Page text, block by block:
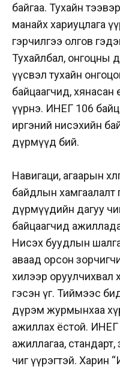
байгаа. Тухайн
манайх хариуцлага
гэрчилгээ олгов
Тухайлбал, онгоцны
үүсвэл тухайн
байцаагчид, хянасан
үүрнэ. ИНЕГ 106
иргэний нисэхийн
дүрмүүд бий.
Навигаци, агаарын
байдлын хамгаалалт
дүрмүүдийн дагуу
байцаагчид
Нисэх буудлын
аваад орсон
хилээр оруулчихвал
гэсэн үг. Тиймээс
дүрэм журмынхаа
ажиллах ёстой.
ажиллагаа,
чиг үүрэгтэй. Харин